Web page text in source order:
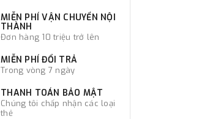
MIỄN PHÍ VẬN CHUYỂN NỘI
THÀNH
Đơn hàng 10 triệu trở lên
MIỄN PHÍ ĐỔI TRẢ
Trong vòng 7 ngày
THANH TOÁN BẢO MẬT
Chúng tôi chấp nhận các loại
thẻ